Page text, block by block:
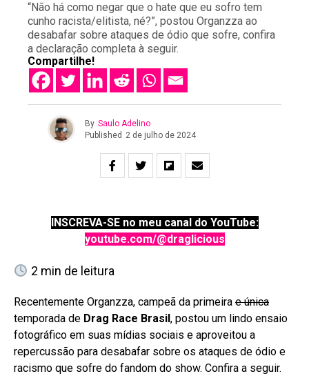
“Não há como negar que o hate que eu sofro tem
cunho racista/elitista, né?”, postou Organzza ao
desabafar sobre ataques de ódio que sofre, confira
a declaração completa à seguir.
Compartilhe!
By Saulo Adelino
Published 2 de julho de 2024
INSCREVA-SE no meu canal do YouTube:
youtube.com/@draglicious
2 min de leitura
Recentemente Organzza, campeã da primeira e única
temporada de Drag Race Brasil, postou um lindo ensaio
fotográfico em suas mídias sociais e aproveitou a
repercussão para desabafar sobre os ataques de ódio e
racismo que sofre do fandom do show. Confira a seguir.